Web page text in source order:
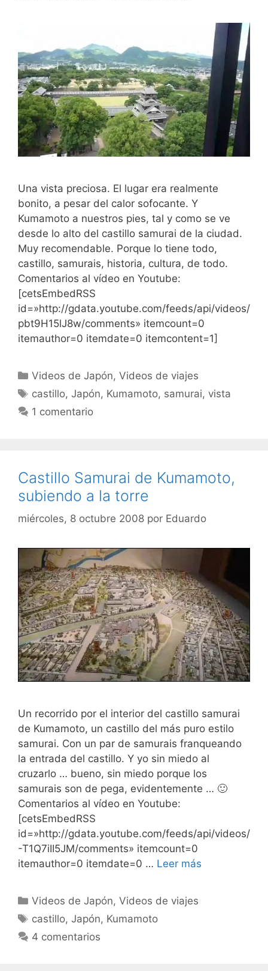
Una vista preciosa. El lugar era realmente
bonito, a pesar del calor sofocante. Y
Kumamoto a nuestros pies, tal y como se ve
desde lo alto del castillo samurai de la ciudad.
Muy recomendable. Porque lo tiene todo,
castillo, samurais, historia, cultura, de todo.
Comentarios al vídeo en Youtube:
[cetsEmbedRSS
id=»http://gdata.youtube.com/feeds/api/videos/
pbt9H15lJ8w/comments» itemcount=0
itemauthor=0 itemdate=0 itemcontent=1]
Categorías
Videos de Japón,Videos de viajes
Etiquetas
castillo,Japón, Kumamoto, samurai, vista
1 comentario
Castillo Samurai de Kumamoto,
subiendo a la torre
miércoles, 8 octubre 2008 por Eduardo
Un recorrido por el interior del castillo samurai
de Kumamoto, un castillo del más puro estilo
samurai. Con un par de samurais franqueando
la entrada del castillo. Y yo sin miedo al
cruzarlo … bueno, sin miedo porque los
samurais son de pega, evidentemente … 🙂
Comentarios al vídeo en Youtube:
[cetsEmbedRSS
id=»http://gdata.youtube.com/feeds/api/videos/
-T1Q7iII5JM/comments» itemcount=0
itemauthor=0 itemdate=0 … Leer más
Categorías
Videos de Japón,Videos de viajes
Etiquetas
castillo,Japón, Kumamoto
4 comentarios